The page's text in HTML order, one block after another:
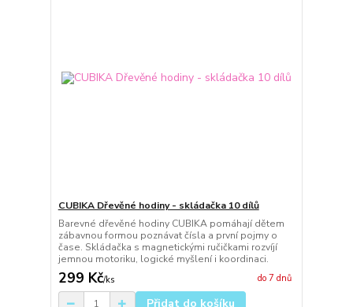
CUBIKA Dřevěné hodiny - skládačka 10 dílů
Barevné dřevěné hodiny CUBIKA pomáhají dětem
zábavnou formou poznávat čísla a první pojmy o
čase. Skládačka s magnetickými ručičkami rozvíjí
jemnou motoriku, logické myšlení i koordinaci.
299 Kč/ks do 7 dnů
Přidat do košíku